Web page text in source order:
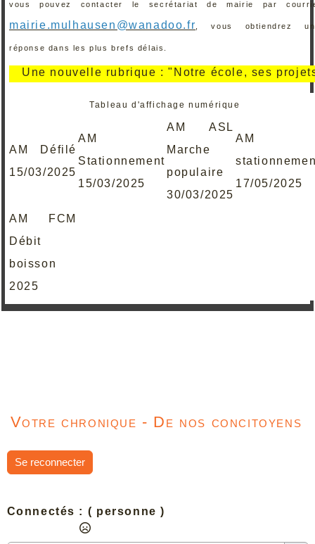
vous pouvez contacter le secrétariat de mairie par
mairie.mulhausen@wanadoo.fr , vous obtiendrez
réponse dans les plus brefs délais.
nouvelle rubrique : "Notre école, ses projets,
Tableau d'affichage numérique
AM Défilé
15/03/2025
AM
Stationnement
15/03/2025
AM ASL
Marche
populaire
30/03/2025
AM
17/05/2025
AM FCM
Débit
boisson
2025
Votre chronique - De nos concitoyens
Se reconnecter
Connectés : ( personne )